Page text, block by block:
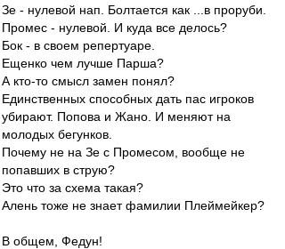
Зе - нулевой нап. Болтается как ...в проруби.
Промес - нулевой. И куда все делось?
Бок - в своем репертуаре.
Ещенко чем лучше Парша?
А кто-то смысл замен понял?
Единственных способных дать пас игроков
убирают. Попова и Жано. И меняют на
молодых бегунков.
Почему не на Зе с Промесом, вообще не
попавших в струю?
Это что за схема такая?
Алень тоже не знает фамилии Плеймейкер?
В общем, Федун!